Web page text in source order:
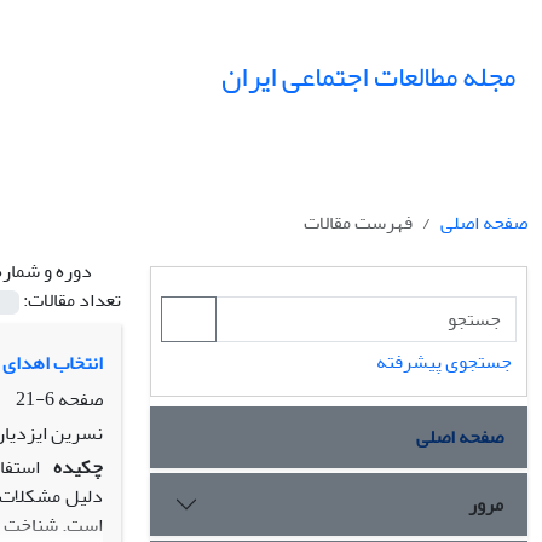
مجله مطالعات اجتماعی ایران
صفحه اصلی
فهرست مقالات
دوره و
تعداد مقالات:
انتخاب
صفحه6-21
نسرین
چکیده
دلیل
است. شناخت
جستجوی پیشرفته
صفحه اصلی
مرور